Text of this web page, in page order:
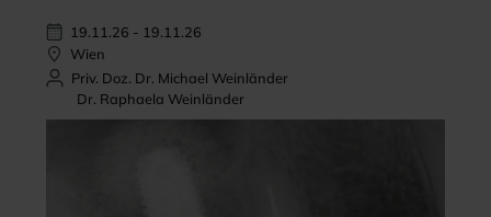
19.11.26 - 19.11.26
Wien
Priv. Doz. Dr. Michael Weinländer
Dr. Raphaela Weinländer